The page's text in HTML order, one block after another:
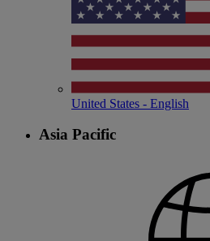
United States - English
Asia Pacific